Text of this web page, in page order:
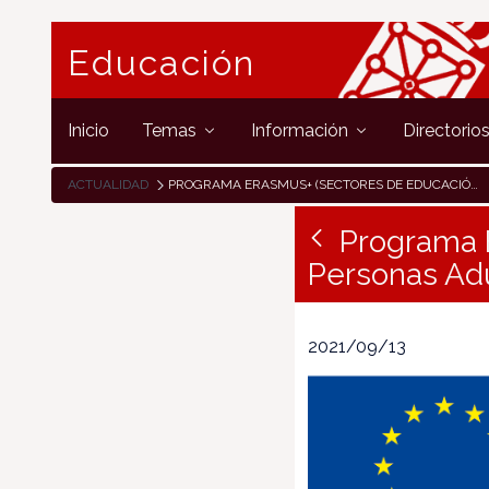
Educación
Inicio Temas Información
ACTUALIDAD PROGRAMA ERASMUS+ (SECTORES DE EDUCACIÓN ESCOLAR Y DE PERSONAS ADULTAS): SOLICITUD DE ACREDITACIÓN KA120
Programa
Personas
2021/09/13